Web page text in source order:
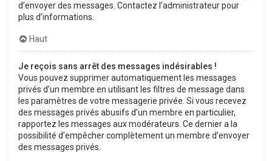
d’envoyer des messages. Contactez l’administrateur pour
plus d’informations.
Haut
Je reçois sans arrêt des messages indésirables !
Vous pouvez supprimer automatiquement les messages
privés d’un membre en utilisant les filtres de message dans
les paramètres de votre messagerie privée. Si vous recevez
des messages privés abusifs d’un membre en particulier,
rapportez les messages aux modérateurs. Ce dernier a la
possibilité d’empêcher complètement un membre d’envoyer
des messages privés.